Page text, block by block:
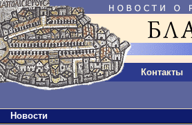
Контакты
Новости